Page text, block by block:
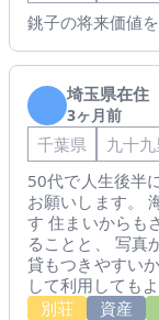
銚子の将来価値
埼玉県在住
3ヶ月前
千葉県
九十九
50代で人生後半
お願いします。
す 住まいからも
ることと、 写真
貸もつきやすい
して利用しても
別荘
資産